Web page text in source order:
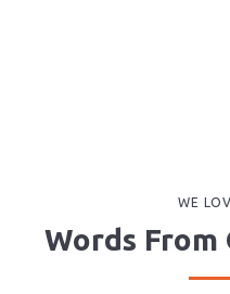
WE
Words From